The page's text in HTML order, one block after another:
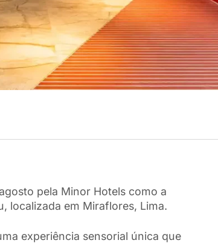
pela Minor Hotels como a
localizada em Miraflores, Lima.
experiência sensorial única que